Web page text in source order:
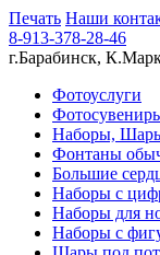
Печать Наши
8-913-378-28-46
г.Барабинск,
Фотоуслуги
Наборы,
Фонтаны
Большие
Наборы с
Наборы для
Наборы с